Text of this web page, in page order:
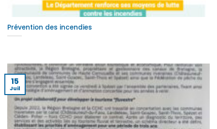
Prévention des incendies
15
Juil